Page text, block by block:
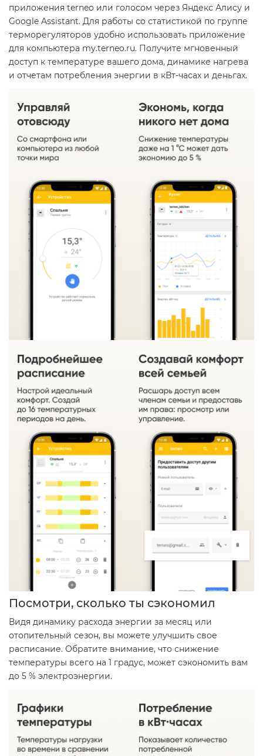
приложения terneo или голосом через Яндекс Алису и
Google Assistant. Для работы со статистикой по группе
терморегуляторов удобно использовать приложение
для компьютера my.terneo.ru. Получите мгновенный
доступ к температуре вашего дома, динамике нагрева
и отчетам потребления энергии в кВт-часах и деньгах.
Посмотри, сколько ты сэкономил
Видя динамику расхода энергии за месяц или
отопительный сезон, вы можете улучшить свое
расписание. Обратите внимание, что снижение
температуры всего на 1 градус, может сэкономить вам
до 5 % электроэнергии.